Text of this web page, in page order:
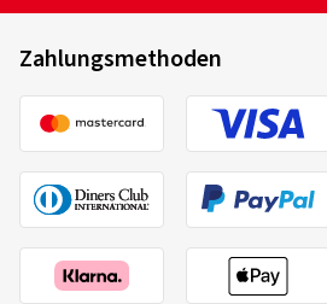
Zahlungsmethoden